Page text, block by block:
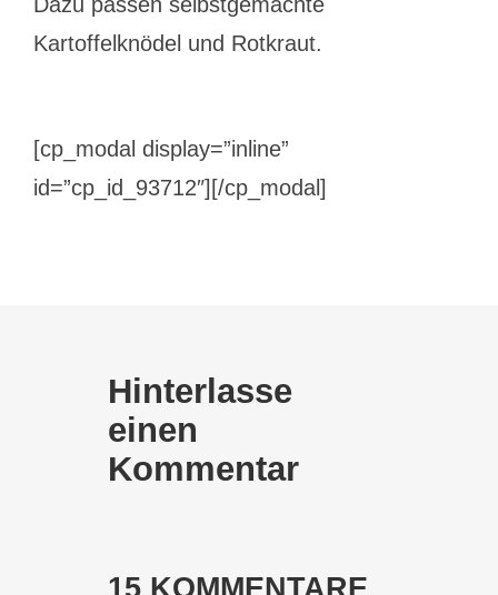
Kartoffelknödel und Rotkraut.
[cp_modal display=”inline”
id=”cp_id_93712″][/cp_modal]
Hinterlasse
einen
Kommentar
15 KOMMENTARE